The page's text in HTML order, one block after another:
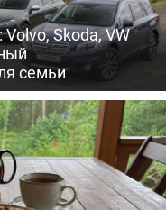
Skoda, VW
семьи